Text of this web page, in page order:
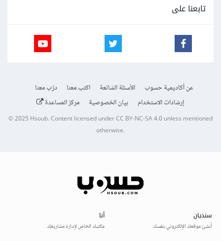
تابعنا على
عن أكاديمية حسوب الأسئلة الشائعة اكتب معنا
درّب معنا
إرشادات الاستخدام
بيان الخصوصية مركز المساعدة
© 2025Hsoub.Content licensed underCC BY-NC-SA 4.0unless mentioned
otherwise.